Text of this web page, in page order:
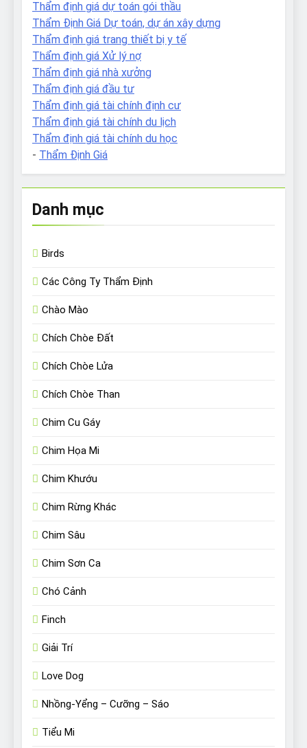
Thẩm định giá dự toán gói thầu
Thẩm Định Giá Dự toán, dự án xây dựng
Thẩm định giá trang thiết bị y tế
Thẩm định giá Xử lý nợ
Thẩm định giá nhà xưởng
Thẩm định giá đầu tư
Thẩm định giá tài chính định cư
Thẩm định giá tài chính du lịch
Thẩm định giá tài chính du học
- Thẩm Định Giá
Danh mục
Birds
Các Công Ty Thẩm Định
Chào Mào
Chích Chòe Đất
Chích Chòe Lửa
Chích Chòe Than
Chim Cu Gáy
Chim Họa Mi
Chim Khướu
Chim Rừng Khác
Chim Sâu
Chim Sơn Ca
Chó Cảnh
Finch
Giải Trí
Love Dog
Nhồng-Yểng – Cưỡng – Sáo
Tiểu Mi